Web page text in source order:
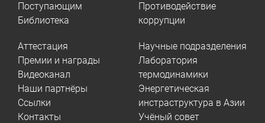
Поступающим
Библиотека
Противодействие
коррупции
Аттестация
Премии и награды
Видеоканал
Наши партнёры
Ссылки
Контакты
Научные подразделения
Лаборатория
термодинамики
Энергетическая
инстраструктура в Азии
Учёный совет